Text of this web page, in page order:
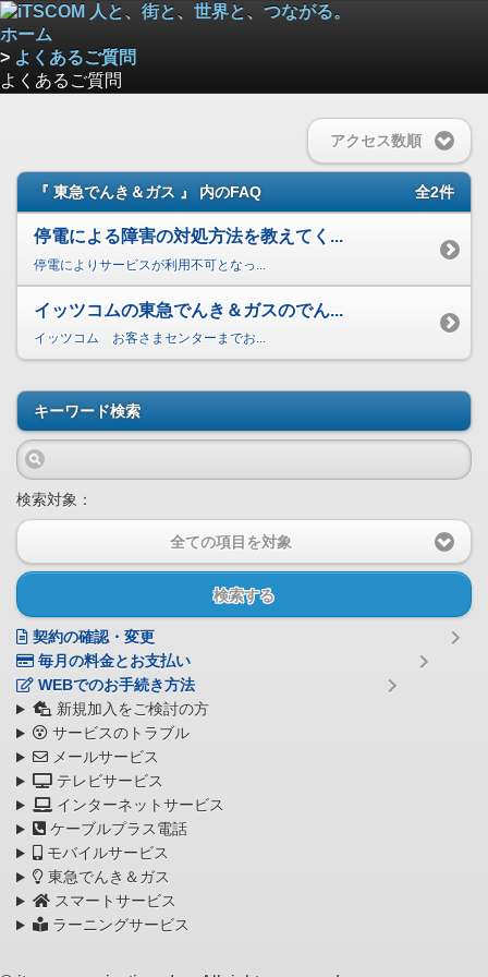
ホーム
> よくあるご質問
よくあるご質問
アクセス数順
『 東急でんき＆ガス 』 内のFAQ 全2件
停電による障害の対処方法を教えてく...
停電によりサービスが利用不可となっ...
イッツコムの東急でんき＆ガスのでん...
イッツコム お客さまセンターまでお...
キーワード検索
検索対象：
全ての項目を対象
検索する
契約の確認・変更
毎月の料金とお支払い
WEBでのお手続き方法
新規加入をご検討の方
サービスのトラブル
メールサービス
テレビサービス
インターネットサービス
ケーブルプラス電話
モバイルサービス
東急でんき＆ガス
スマートサービス
ラーニングサービス